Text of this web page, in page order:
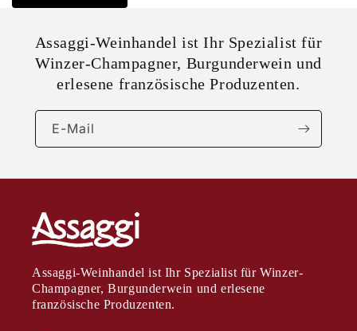
Assaggi-Weinhandel ist Ihr Spezialist für
Winzer-Champagner, Burgunderwein und
erlesene französische Produzenten.
E-Mail
Assaggi-Weinhandel ist Ihr Spezialist für Winzer-
Champagner, Burgunderwein und erlesene
französische Produzenten.